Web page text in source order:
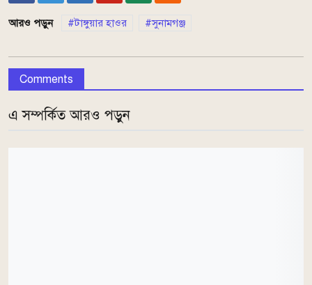
আরও পড়ুন টাঙ্গুয়ার হাওর সুনামগঞ্জ
Comments
এ সম্পর্কিত আরও পড়ুন